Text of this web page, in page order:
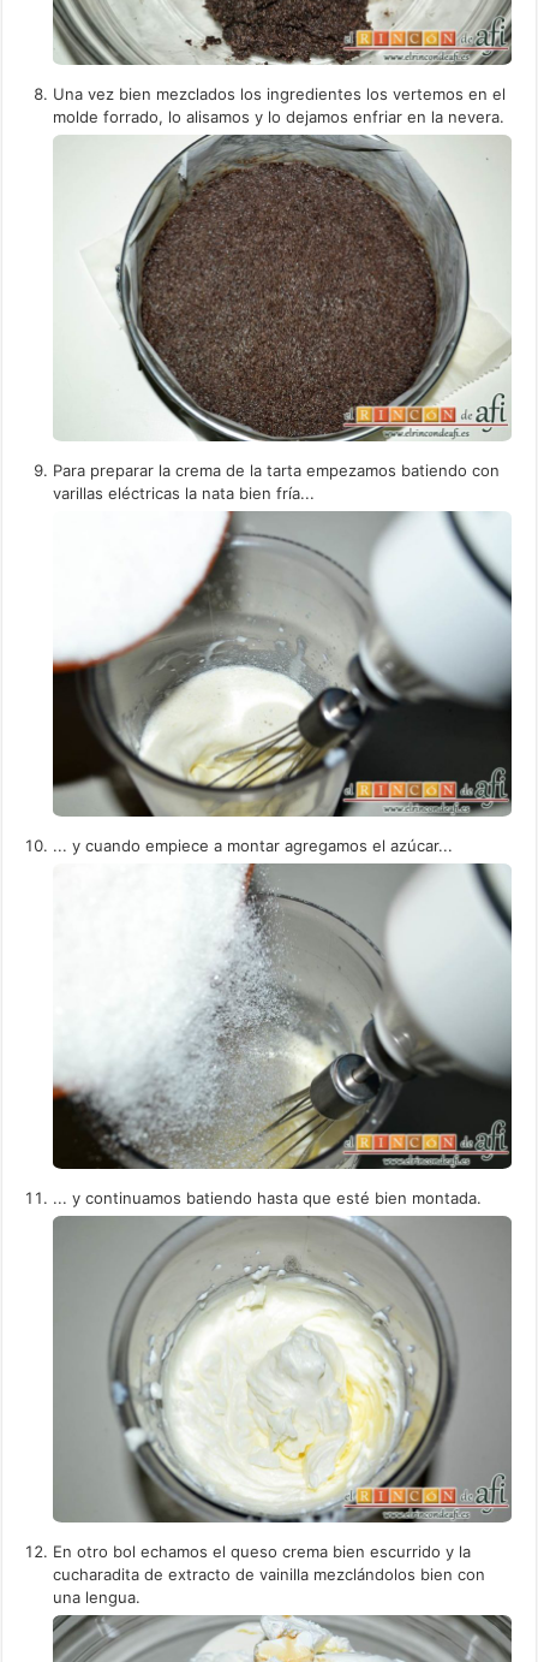
Una vez bien mezclados los ingredientes los vertemos en el
molde forrado, lo alisamos y lo dejamos enfriar en la nevera.
Para preparar la crema de la tarta empezamos batiendo con
varillas eléctricas la nata bien fría...
... y cuando empiece a montar agregamos el azúcar...
... y continuamos batiendo hasta que esté bien montada.
En otro bol echamos el queso crema bien escurrido y la
cucharadita de extracto de vainilla mezclándolos bien con
una lengua.